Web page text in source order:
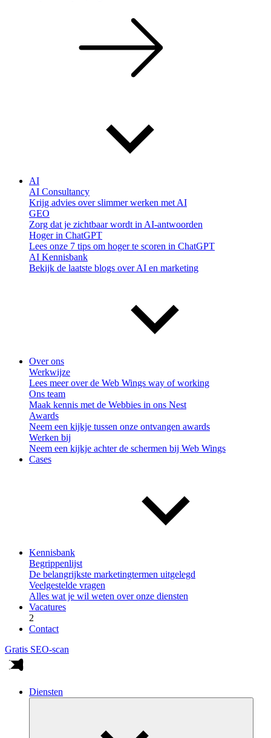
AI
AI Consultancy
Krijg advies over slimmer werken met AI
GEO
Zorg dat je zichtbaar wordt in AI-antwoorden
Hoger in ChatGPT
Lees onze 7 tips om hoger te scoren in ChatGPT
AI Kennisbank
Bekijk de laatste blogs over AI en marketing
Over ons
Werkwijze
Lees meer over de Web Wings way of working
Ons team
Maak kennis met de Webbies in ons Nest
Awards
Neem een kijkje tussen onze ontvangen awards
Werken bij
Neem een kijkje achter de schermen bij Web Wings
Cases
Kennisbank
Begrippenlijst
De belangrijkste marketingtermen uitgelegd
Veelgestelde vragen
Alles wat je wil weten over onze diensten
Vacatures
2
Contact
Gratis SEO-scan
Diensten